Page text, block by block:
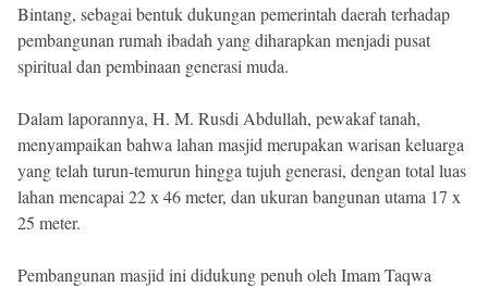
Bintang, sebagai bentuk dukungan pemerintah daerah terhadap
pembangunan rumah ibadah yang diharapkan menjadi pusat
spiritual dan pembinaan generasi muda.
Dalam laporannya, H. M. Rusdi Abdullah, pewakaf tanah,
menyampaikan bahwa lahan masjid merupakan warisan keluarga
yang telah turun-temurun hingga tujuh generasi, dengan total luas
lahan mencapai 22 x 46 meter, dan ukuran bangunan utama 17 x
25 meter.
Pembangunan masjid ini didukung penuh oleh Imam Taqwa